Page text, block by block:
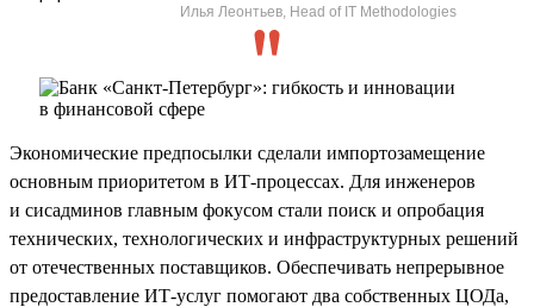
Илья Леонтьев, Head of IT Methodologies
Экономические предпосылки сделали импортозамещение
основным приоритетом в ИТ-процессах. Для инженеров
и сисадминов главным фокусом стали поиск и опробация
технических, технологических и инфраструктурных решений
от отечественных поставщиков. Обеспечивать непрерывное
предоставление ИТ-услуг помогают два собственных ЦОДа,